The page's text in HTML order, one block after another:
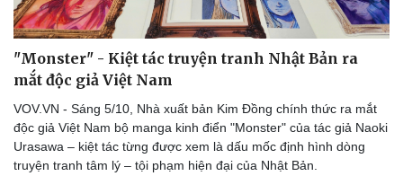
"Monster" - Kiệt tác truyện tranh Nhật Bản ra
mắt độc giả Việt Nam
VOV.VN - Sáng 5/10, Nhà xuất bản Kim Đồng chính thức ra mắt
độc giả Việt Nam bộ manga kinh điển "Monster" của tác giả Naoki
Urasawa – kiệt tác từng được xem là dấu mốc định hình dòng
truyện tranh tâm lý – tội phạm hiện đại của Nhật Bản.